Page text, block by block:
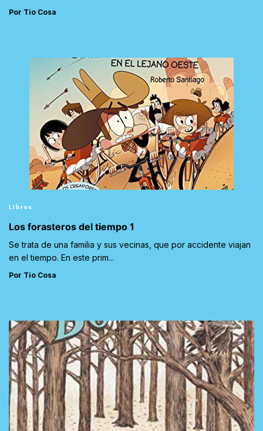
Por Tio Cosa
Libros
Los forasteros del tiempo 1
Se trata de una familia y sus vecinas, que por accidente viajan
en el tiempo. En este prim...
Por Tio Cosa